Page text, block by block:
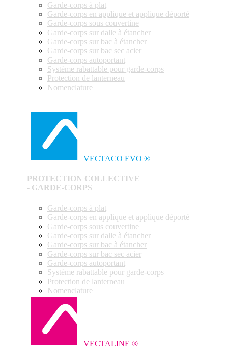
Garde-corps à plat
Garde-corps en applique et applique déporté
Garde-corps sous couvertine
Garde-corps sur dalle à étancher
Garde-corps sur bac à étancher
Garde-corps sur bac sec acier
Garde-corps autoportant
Système rabattable pour garde-corps
Protection de lanterneau
Nomenclature
VECTACO EVO ®
PROTECTION COLLECTIVE
- GARDE-CORPS
Garde-corps à plat
Garde-corps en applique et applique déporté
Garde-corps sous couvertine
Garde-corps sur dalle à étancher
Garde-corps sur bac à étancher
Garde-corps sur bac sec acier
Garde-corps autoportant
Système rabattable pour garde-corps
Protection de lanterneau
Nomenclature
VECTALINE ®